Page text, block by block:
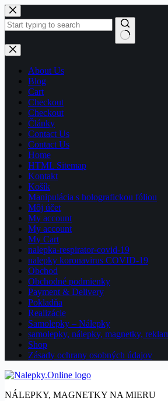
Skip
to
content
No
results
About Us
Blog
Cart
Checkout
Checkout
Články
Contact Us
Contact Us
Home
HTML Sitemap
Kontakt
Košík
Manipulácia s holografickou fóliou
Môj účet
My account
My account
My Cart
nalepka-respirator-covid-19
nalepky koronavirus COVID-19
Obchod
Obchodné podmienky
Payment & Delivery
Pokladňa
Realizácie
Samolepky – Nálepky
samolepky, nálepky, magnetky,
Shop
Zásady ochrany osobných údajov
NÁLEPKY, MAGNETKY NA MIERU